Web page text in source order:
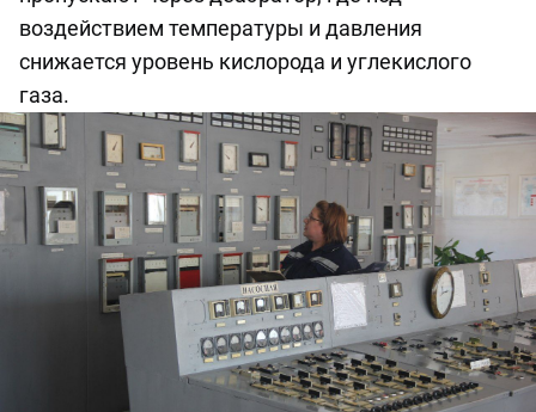
воздействием температуры и давления
снижается уровень кислорода и углекислого
газа.